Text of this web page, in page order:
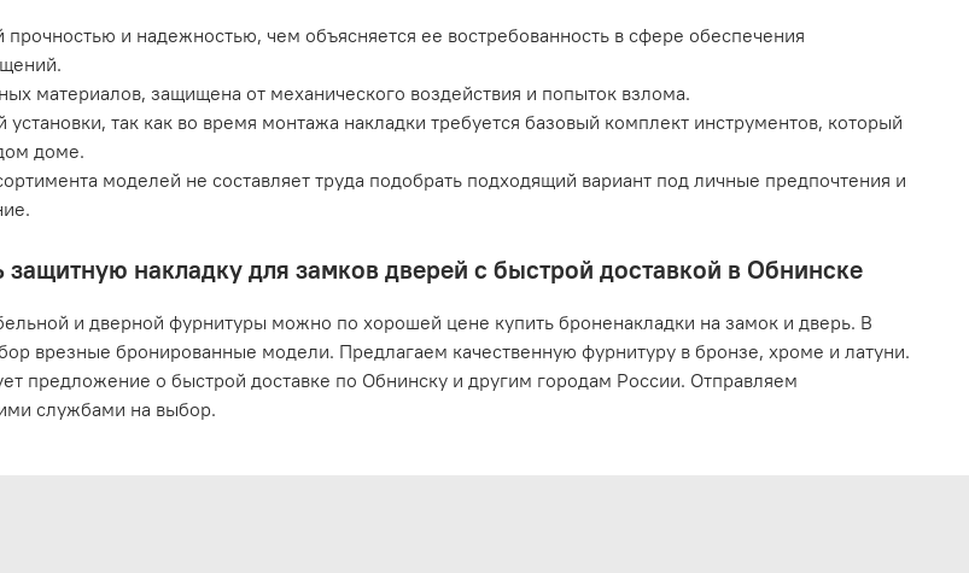
прочностью и надежностью, чем объясняется ее востребованность в сфере обеспечения
материалов, защищена от механического воздействия и попыток взлома.
так как во время монтажа накладки требуется базовый комплект инструментов, который
доме.
моделей не составляет труда подобрать подходящий вариант под личные предпочтения и
защитную накладку для замков дверей с быстрой доставкой в Обнинске
и дверной фурнитуры можно по хорошей цене купить броненакладки на замок и дверь. В
врезные бронированные модели. Предлагаем качественную фурнитуру в бронзе, хроме и латуни.
предложение о быстрой доставке по Обнинску и другим городам России. Отправляем
службами на выбор.